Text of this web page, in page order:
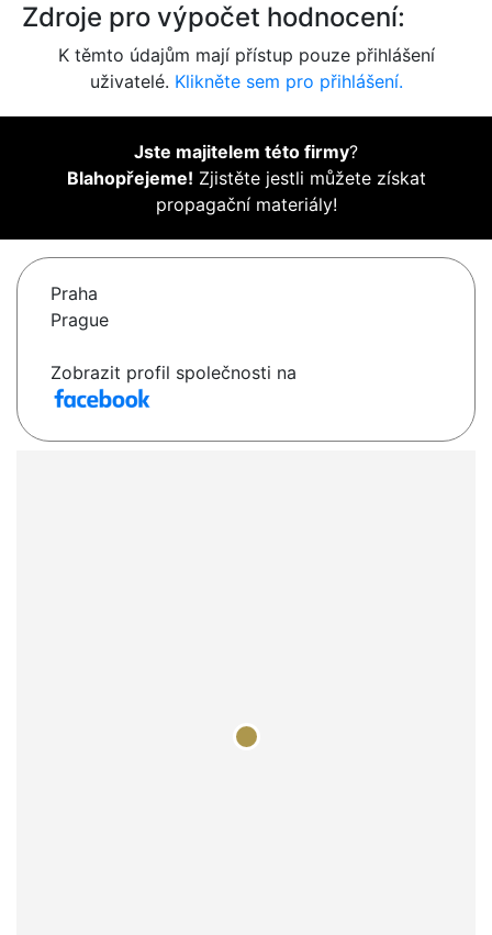
Zdroje pro výpočet hodnocení:
K těmto údajům mají přístup pouze přihlášení
uživatelé. Klikněte sem pro přihlášení.
Jste majitelem této firmy?
Blahopřejeme! Zjistěte jestli můžete získat
propagační materiály!
Praha
Prague
Zobrazit profil společnosti na